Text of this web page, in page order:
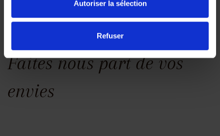
Autoriser la sélection
Refuser
Faites nous part de vos
envies